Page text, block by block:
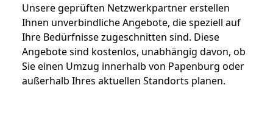
Unsere geprüften Netzwerkpartner erstellen
Ihnen unverbindliche Angebote, die speziell auf
Ihre Bedürfnisse zugeschnitten sind. Diese
Angebote sind kostenlos, unabhängig davon, ob
Sie einen Umzug innerhalb von Papenburg oder
außerhalb Ihres aktuellen Standorts planen.